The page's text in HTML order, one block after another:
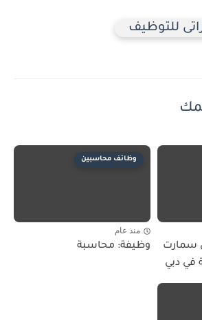
للتوظيف
سمارت
وظائف محاسبين
منذ عام
وظيفة: محاسبة